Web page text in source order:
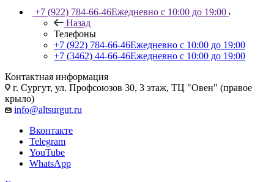
+7 (922) 784-66-46Ежедневно с 10:00 до 19:00
Назад
Телефоны
+7 (922) 784-66-46Ежедневно с 10:00 до 19:00
+7 (3462) 44-66-46Ежедневно с 10:00 до 19:00
Контактная информация
г. Сургут, ул. Профсоюзов 30, 3 этаж, ТЦ "Овен" (правое
крыло)
info@altsurgut.ru
Вконтакте
Telegram
YouTube
WhatsApp